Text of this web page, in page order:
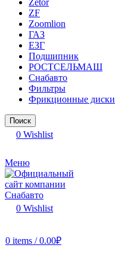
Zetor
ZF
Zoomlion
ГАЗ
ЕЗГ
Подшипник
РОСТСЕЛЬМАШ
Снабавто
Фильтры
Фрикционные диски
Поиск
0 Wishlist
Меню
0 Wishlist
0 items / 0.00₽